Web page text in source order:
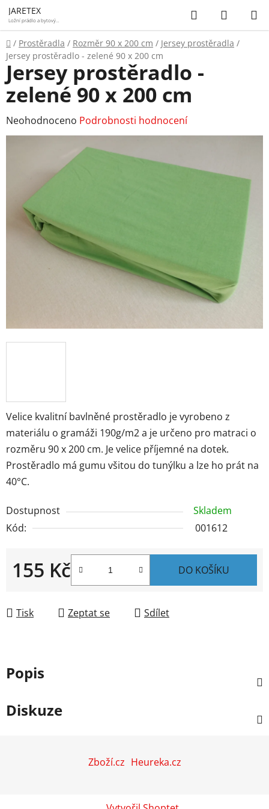
Přejít
na
obsah
JARETEX
Ložní prádlo a bytový
Hledat
KOŠÍK
Domů
/ Prostěradla / Rozměr 90 x 200 cm / Jersey prostěradla /
Jersey prostěradlo - zelené 90 x 200 cm
Velice kvalitní bavlněné prostěradlo je vyrobeno z
materiálu o gramáži 190g/m2 a je určeno pro matraci o
rozměru 90 x 200 cm. Je velice příjemné na dotek.
Prostěradlo má gumu všitou do tunýlku a lze ho prát na
40°C.
Dostupnost
Skladem
Kód:
001612
155 Kč DO KOŠÍKU
Tisk Zeptat se Sdílet
Jersey prostěradlo -
zelené 90 x 200 cm
Průměrné
hodnocení
hvězdiček.
Neohodnoceno Podrobnosti hodnocení
Popis
Diskuze
Zboží.cz Heureka.cz